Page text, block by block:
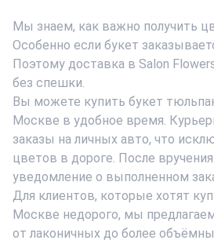
Мы знаем, как важно получить
Особенно если букет
Поэтому доставка в Salon
без спешки.
Вы можете купить букет
Москве в удобное время.
заказы на личных авто, что
цветов в дороге. После
уведомление о выполненном
Для клиентов, которые хотят
Москве недорого, мы
от лаконичных до более